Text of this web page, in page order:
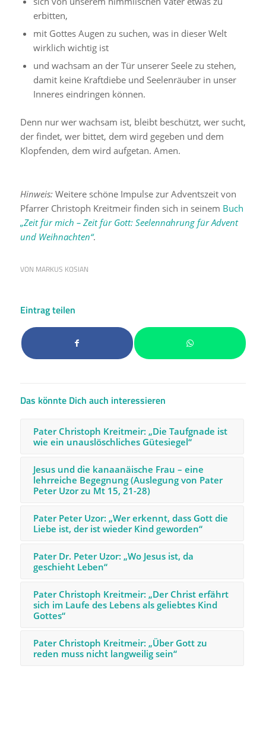
erbitten,
mit Gottes Augen zu suchen, was in dieser Welt
wirklich wichtig ist
und wachsam an der Tür unserer Seele zu stehen,
damit keine Kraftdiebe und Seelenräuber in unser
Inneres eindringen können.
Denn nur wer wachsam ist, bleibt beschützt, wer sucht,
der findet, wer bittet, dem wird gegeben und dem
Klopfenden, dem wird aufgetan. Amen.
Hinweis:Weitere schöne Impulse zur Adventszeit von
Pfarrer Christoph Kreitmeir finden sich in seinem Buch
„Zeit für mich – Zeit für Gott: Seelennahrung für Advent
und Weihnachten“.
VON MARKUS KOSIAN
Eintrag teilen
Das könnte Dich auch interessieren
Pater Christoph Kreitmeir: „Die Taufgnade ist
wie ein unauslöschliches Gütesiegel“
Jesus und die kanaanäische Frau – eine
lehrreiche Begegnung (Auslegung von Pater
Peter Uzor zu Mt 15, 21-28)
Pater Peter Uzor: „Wer erkennt, dass Gott die
Liebe ist, der ist wieder Kind geworden“
Pater Dr. Peter Uzor: „Wo Jesus ist, da
geschieht Leben“
Pater Christoph Kreitmeir: „Der Christ erfährt
sich im Laufe des Lebens als geliebtes Kind
Gottes“
Pater Christoph Kreitmeir: „Über Gott zu
reden muss nicht langweilig sein“